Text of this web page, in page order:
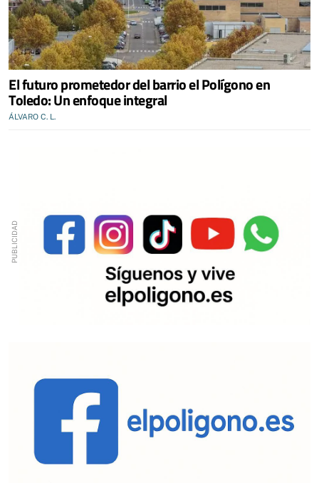
El futuro prometedor del barrio el Polígono en
Toledo: Un enfoque integral
ÁLVARO C. L.